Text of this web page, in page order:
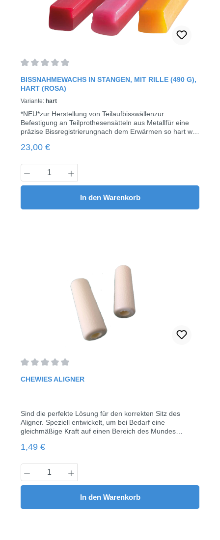
BISSNAHMEWACHS IN STANGEN, MIT RILLE (490 G),
HART (ROSA)
Variante: hart
*NEU*zur Herstellung von Teilaufbisswällenzur
Befestigung an Teilprothesensätteln aus Metallfür eine
präzise Bissregistrierungnach dem Erwärmen so hart wie
Sichtkontrolle durch undurchsichtige
Härtegraden & drei Farben:Gelb = weich, Eindrücktiefe:
30 Rot = medium, Eindrücktiefe: 25 Rosa = hart,
Eindrücktiefe: 23Auch als Großpackung mit 1.850
g erhältlich!490g / Pack
Regulärer Preis:
23,00 €
Produkt Anzahl: Gib den gewünschten
In den Warenkorb
CHEWIES ALIGNER
Sind die perfekte Lösung für den korrekten Sitz des
Aligner. Speziell entwickelt, um bei Bedarf eine
gleichmäßige Kraft auf einen Bereich des Mundes
Duftweiß2er Pack
Regulärer Preis:
1,49 €
Produkt Anzahl: Gib den gewünschten
In den Warenkorb